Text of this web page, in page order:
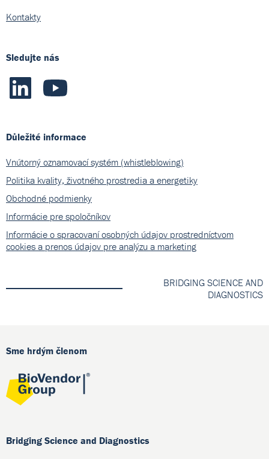
Kontakty
Sledujte nás
Důležité informace
Vnútorný oznamovací systém (whistleblowing)
Politika kvality, životného prostredia a energetiky
Obchodné podmienky
Informácie pre spoločníkov
Informácie o spracovaní osobných údajov prostredníctvom
cookies a prenos údajov pre analýzu a marketing
BRIDGING SCIENCE AND
DIAGNOSTICS
Sme hrdým členom
Bridging Science and Diagnostics